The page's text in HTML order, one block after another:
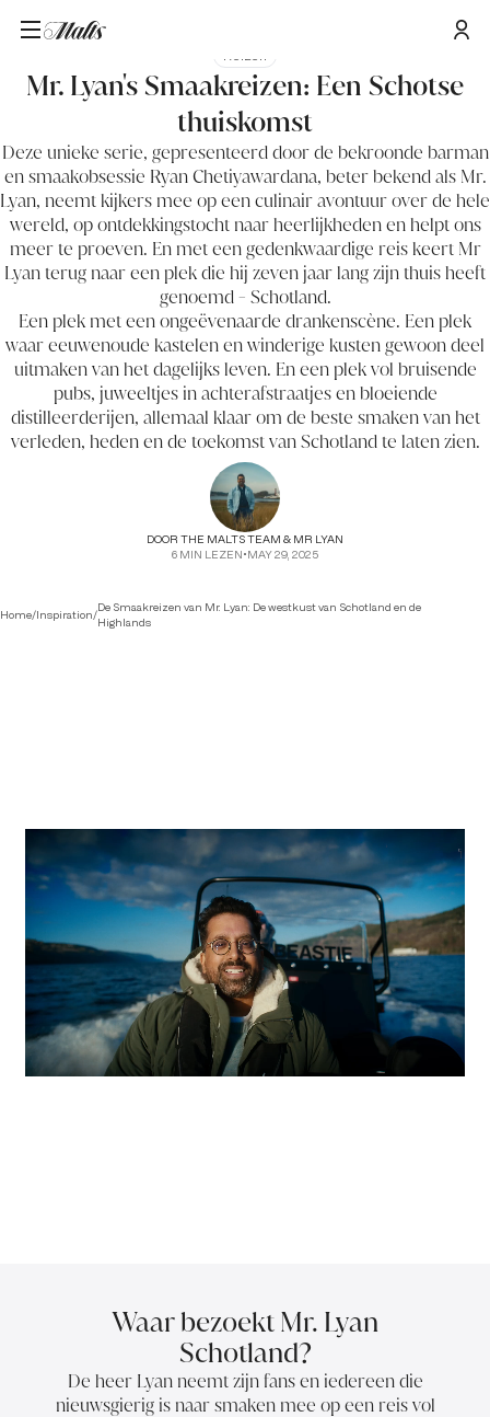
Reizen
Mr. Lyan's Smaakreizen: Een Schotse
thuiskomst
Deze unieke serie, gepresenteerd door de bekroonde barman
en smaakobsessie Ryan Chetiyawardana, beter bekend als Mr.
Lyan, neemt kijkers mee op een culinair avontuur over de hele
wereld, op ontdekkingstocht naar heerlijkheden en helpt ons
meer te proeven. En met een gedenkwaardige reis keert Mr
Lyan terug naar een plek die hij zeven jaar lang zijn thuis heeft
genoemd - Schotland.
Een plek met een ongeëvenaarde drankenscène. Een plek
waar eeuwenoude kastelen en winderige kusten gewoon deel
uitmaken van het dagelijks leven. En een plek vol bruisende
pubs, juweeltjes in achterafstraatjes en bloeiende
distilleerderijen, allemaal klaar om de beste smaken van het
verleden, heden en de toekomst van Schotland te laten zien.
DOOR THE MALTS TEAM & MR LYAN
6 MIN LEZEN•MAY 29, 2025
Home/Inspiration/De Smaakreizen van Mr. Lyan: De westkust van Schotland en de
Highlands
Waar bezoekt Mr. Lyan
Schotland?
De heer Lyan neemt zijn fans en iedereen die
nieuwsgierig is naar smaken mee op een reis vol